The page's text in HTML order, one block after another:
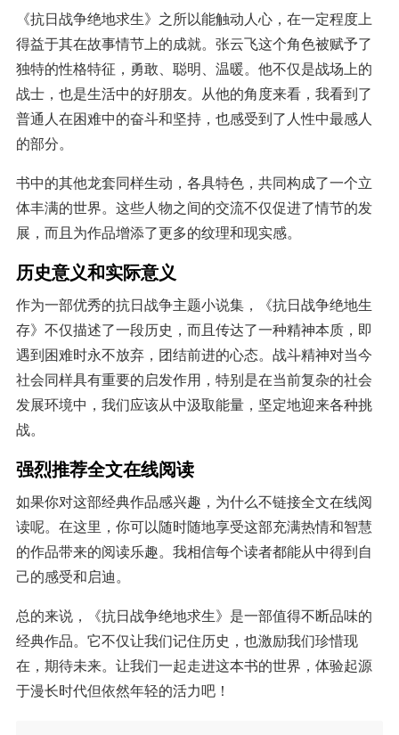
《抗日战争绝地求生》之所以能触动人心，在一定程度上
得益于其在故事情节上的成就。张云飞这个角色被赋予了
独特的性格特征，勇敢、聪明、温暖。他不仅是战场上的
战士，也是生活中的好朋友。从他的角度来看，我看到了
普通人在困难中的奋斗和坚持，也感受到了人性中最感人
的部分。
书中的其他龙套同样生动，各具特色，共同构成了一个立
体丰满的世界。这些人物之间的交流不仅促进了情节的发
展，而且为作品增添了更多的纹理和现实感。
历史意义和实际意义
作为一部优秀的抗日战争主题小说集，《抗日战争绝地生
存》不仅描述了一段历史，而且传达了一种精神本质，即
遇到困难时永不放弃，团结前进的心态。战斗精神对当今
社会同样具有重要的启发作用，特别是在当前复杂的社会
发展环境中，我们应该从中汲取能量，坚定地迎来各种挑
战。
强烈推荐全文在线阅读
如果你对这部经典作品感兴趣，为什么不链接全文在线阅
读呢。在这里，你可以随时随地享受这部充满热情和智慧
的作品带来的阅读乐趣。我相信每个读者都能从中得到自
己的感受和启迪。
总的来说，《抗日战争绝地求生》是一部值得不断品味的
经典作品。它不仅让我们记住历史，也激励我们珍惜现
在，期待未来。让我们一起走进这本书的世界，体验起源
于漫长时代但依然年轻的活力吧！